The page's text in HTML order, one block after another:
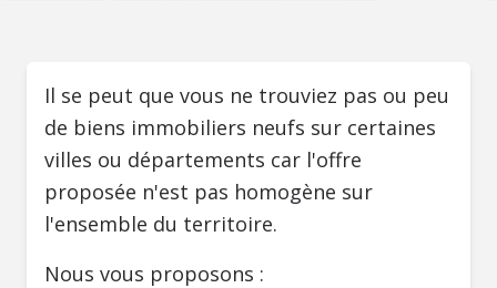
Il se peut que vous ne trouviez pas ou peu
de biens immobiliers neufs sur certaines
villes ou départements car l'offre
proposée n'est pas homogène sur
l'ensemble du territoire.
Nous vous proposons :